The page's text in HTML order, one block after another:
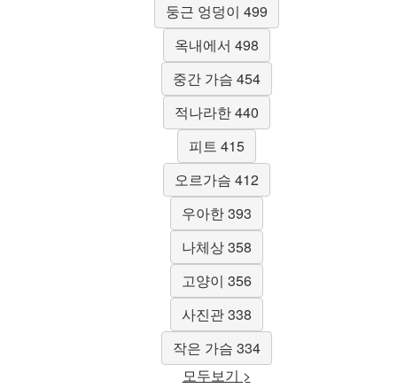
둥근 엉덩이 499
옥내에서 498
중간 가슴 454
적나라한 440
피트 415
오르가슴 412
우아한 393
나체상 358
고양이 356
사진관 338
작은 가슴 334
모두보기 >